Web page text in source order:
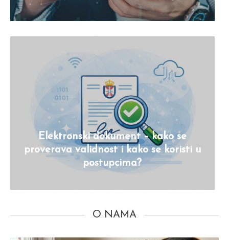
Elektronski dokument – kako se
proverava validnost i kako se koristi u
postupcima?
O NAMA